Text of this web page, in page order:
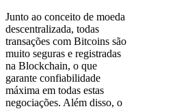
Junto ao conceito de moeda
descentralizada, todas
transações com Bitcoins são
muito seguras e registradas
na Blockchain, o que
garante confiabilidade
máxima em todas estas
negociações. Além disso, o